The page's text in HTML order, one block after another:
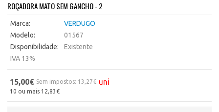
ROÇADORA MATO SEM GANCHO - 2
Marca:
VERDUGO
Modelo:
01567
Disponibilidade:
Existente
IVA 13%
15,00€ Sem impostos: 13,27€ uni
10 ou mais 12,83€